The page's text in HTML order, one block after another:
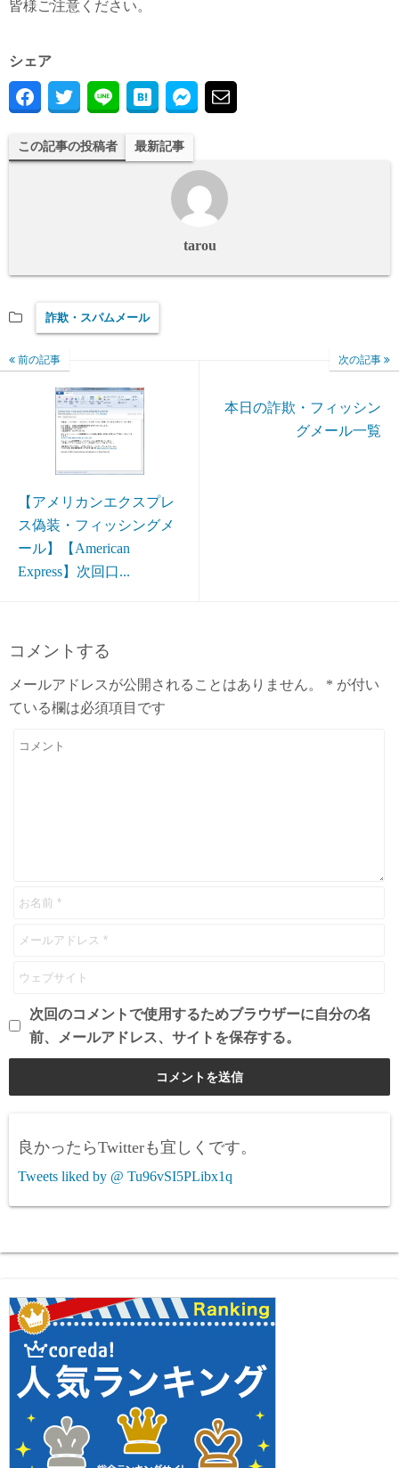
皆様ご注意ください。
シェア
この記事の投稿者 最新記事
tarou
詐欺・スパムメール
前の記事
【アメリカンエクスプレ
ス偽装・フィッシングメ
ール】【American
Express】次回口...
次の記事
本日の詐欺・フィッシン
グメール一覧
コメントする
メールアドレスが公開されることはありません。 * が付い
ている欄は必須項目です
次回のコメントで使用するためブラウザーに自分の名
前、メールアドレス、サイトを保存する。
良かったらTwitterも宜しくです。
Tweets liked by @ Tu96vSI5PLibx1q